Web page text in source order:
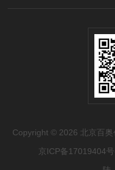
Copyright © 2026 北京百
京ICP备17019404